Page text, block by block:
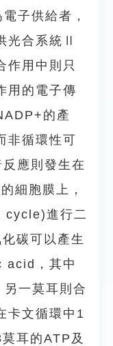
子供給者，
光合系統Ⅱ
作用中則只
用的電子傳
的產
非循環性可
應則發生在
細胞膜上，
cycle)進行二
碳可以產生
acid，其中
一莫耳則合
卡文循環中1
耳的ATP及